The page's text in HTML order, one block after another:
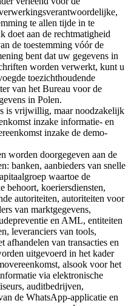
te allen tijde in te
doet aan de rechtmatigheid
de toestemming vóór de
bent dat uw gegevens in
worden verwerkt, kunt u
toezichthoudende
van het Bureau voor de
in Polen.
is vrijwillig, maar noodzakelijk
inzake informatie- en
inzake de demo-
worden doorgegeven aan de
banken, aanbieders van snelle
waartoe de
behoort, koeriersdiensten,
autoriteiten, autoriteiten voor
van marktgegevens,
en AML, entiteiten
leveranciers van tools,
afhandelen van transacties en
uitgevoerd in het kader
alsook voor het
via elektronische
auditbedrijven,
de WhatsApp-applicatie en